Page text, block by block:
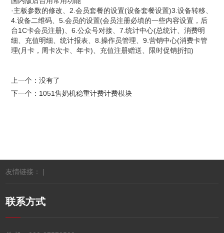
·主板参数的修改、2.会员套餐的设置(设备套餐设置)3.设备转移、
4.设备二维码、5.会员的设置(会员注册必填的一些内容设置，后
台1C卡会员注册)、6.公众号对接、7.统计中心(总统计、消费明
细、充值明细、统计报表、8.操作员管理、9.营销中心(消费卡管
理(月卡，周卡次卡、年卡)、充值注册赠送、限时促销折扣)
上一个：没有了
下一个： 1051售奶机稳重计费计费模块
友情链接： |
联系方式